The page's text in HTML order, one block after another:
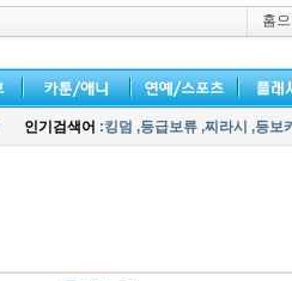
홈
인기검색어 :킹덤 ,등급보류 ,찌라시 ,등보